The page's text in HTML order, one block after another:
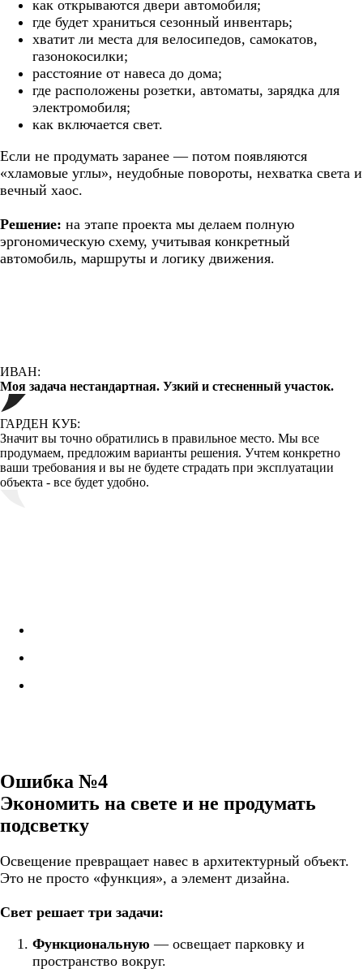
как открываются двери автомобиля;
где будет храниться сезонный инвентарь;
хватит ли места для велосипедов, самокатов,
газонокосилки;
расстояние от навеса до дома;
где расположены розетки, автоматы, зарядка для
электромобиля;
как включается свет.
Если не продумать заранее — потом появляются
«хламовые углы», неудобные повороты, нехватка света и
вечный хаос.
Решение: на этапе проекта мы делаем полную
эргономическую схему, учитывая конкретный
автомобиль, маршруты и логику движения.
ИВАН:
Моя задача нестандартная. Узкий и стесненный участок.
ГАРДЕН КУБ:
Значит вы точно обратились в правильное место. Мы все
продумаем, предложим варианты решения. Учтем конкретно
ваши требования и вы не будете страдать при эксплуатации
объекта - все будет удобно.
Ошибка №4
Экономить на свете и не продумать
подсветку
Освещение превращает навес в архитектурный объект.
Это не просто «функция», а элемент дизайна.
Свет решает три задачи:
Функциональную — освещает парковку и
пространство вокруг.